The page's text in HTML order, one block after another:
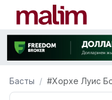
Басты #Хорхе Луис